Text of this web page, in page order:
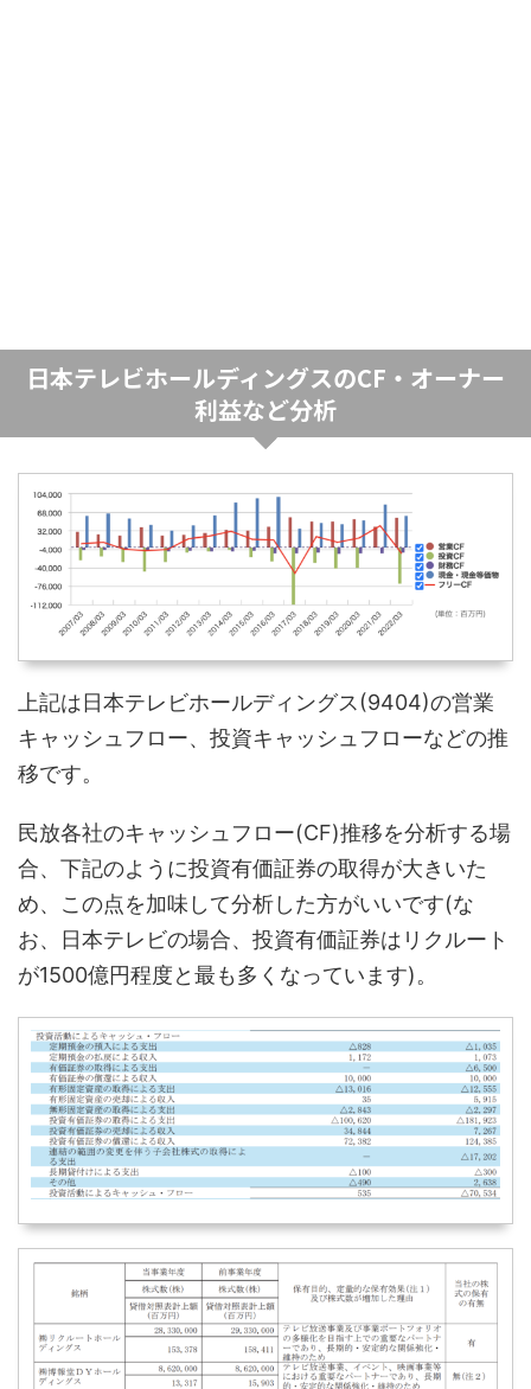
日本テレビホールディングスのCF・オーナー
利益など分析
上記は日本テレビホールディングス(9404)の営業
キャッシュフロー、投資キャッシュフローなどの推
移です。
民放各社のキャッシュフロー(CF)推移を分析する場
合、下記のように投資有価証券の取得が大きいた
め、この点を加味して分析した方がいいです(な
お、日本テレビの場合、投資有価証券はリクルート
が1500億円程度と最も多くなっています)。